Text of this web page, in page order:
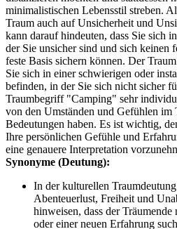
minimalistischen Lebensstil streben.
Traum auch auf Unsicherheit und
kann darauf hindeuten, dass Sie sich
der Sie unsicher sind und sich keinen
feste Basis sichern können. Der
Sie sich in einer schwierigen oder
befinden, in der Sie sich nicht sicher
Traumbegriff "Camping" sehr
von den Umständen und Gefühlen im
Bedeutungen haben. Es ist wichtig,
Ihre persönlichen Gefühle und
eine genauere Interpretation
Synonyme (Deutung):
In der kulturellen
Abenteuerlust, Freiheit und
hinweisen, dass der
oder einer neuen Erfahrung